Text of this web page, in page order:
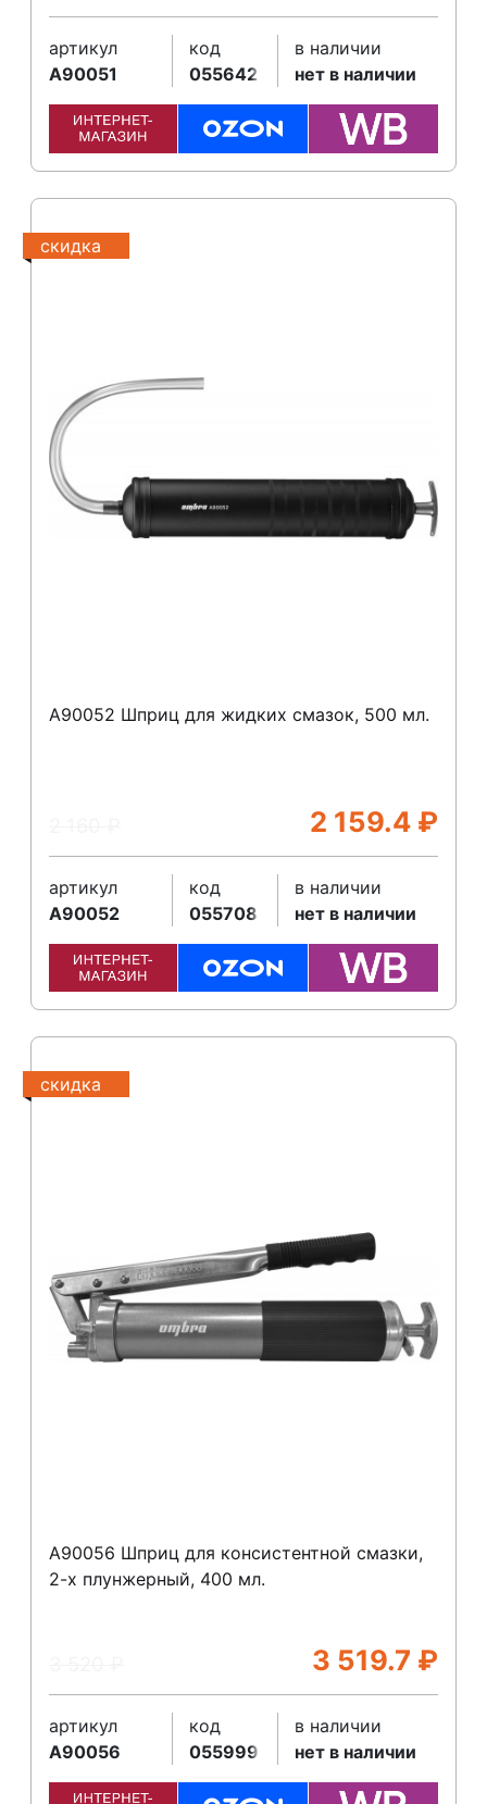
артикул
A90051
код
055642
в наличии
нет в наличии
скидка
A90052 Шприц для жидких смазок, 500 мл.
2 159.4 ₽
артикул
A90052
код
055708
в наличии
нет в наличии
скидка
A90056 Шприц для консистентной смазки,
2-х плунжерный, 400 мл.
3 519.7 ₽
артикул
A90056
код
055999
в наличии
нет в наличии